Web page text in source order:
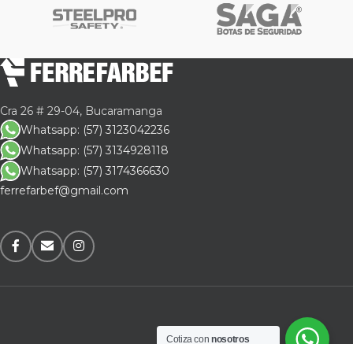
Cra 26 # 29-04, Bucaramanga
Whatsapp: (57) 3123042236
Whatsapp: (57) 3134928118
Whatsapp: (57) 3174366630
ferrefarbef@gmail.com
Cotiza connosotros